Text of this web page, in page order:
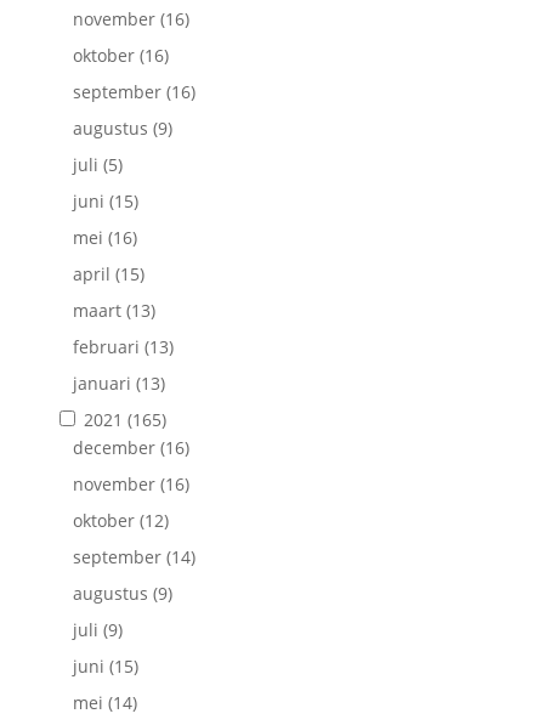
november(16)
oktober(16)
september(16)
augustus (9)
juli (5)
juni (15)
mei (16)
april (15)
maart(13)
februari (13)
januari (13)
2021 (165)
december(16)
november(16)
oktober(12)
september(14)
augustus (9)
juli (9)
juni (15)
mei (14)